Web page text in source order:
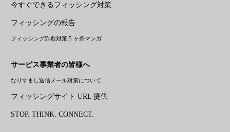
今すぐできるフィッシング対策
フィッシングの報告
フィッシング詐欺対策 5 ヶ条マンガ
サービス事業者の皆様へ
なりすまし送信メール対策について
フィッシングサイト URL 提供
STOP. THINK. CONNECT.